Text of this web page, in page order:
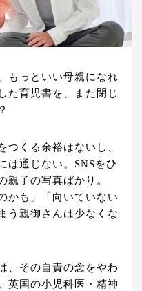
もっといい母親になれ
た育児書を、また閉じ
つくる余裕はないし、
は通じない。SNSをひ
親子の写真ばかり。
かも」「向いていない
う親御さんは少なくな
、その自責の念をやわ
英国の小児科医・精神